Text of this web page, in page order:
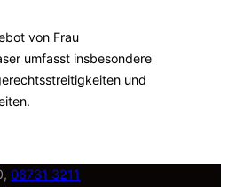
von Frau
umfasst insbesondere
und
06731 3211